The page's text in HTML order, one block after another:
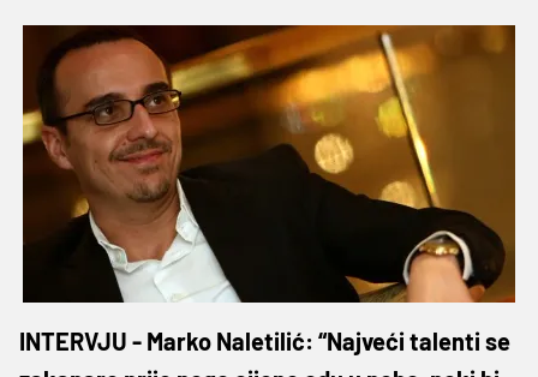
INTERVJU - Marko Naletilić: “Najveći talenti se